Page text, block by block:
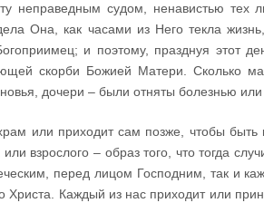
неправедным судом, ненавистью тех
Она, как часами из Него текла
и поэтому, празднуя этот
скорби Божией Матери. Сколько
дочери – были отняты болезнью
или приходит сам позже, чтобы
взрослого – образ того, что тогда
перед лицом Господним, так и
Каждый из нас приходит или